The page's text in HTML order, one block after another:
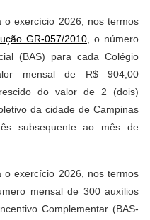
o exercício 2026, nos termos
GR-057/2010 , o número
(BAS) para cada Colégio
mensal de R$ 904,00
do valor de 2 (dois)
da cidade de Campinas
subsequente ao mês de
o exercício 2026, nos termos
mensal de 300 auxílios
Complementar (BAS-